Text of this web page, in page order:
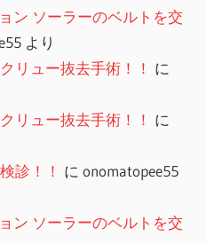
ン ソーラーのベルトを交
より
リュー抜去手術！！ に
リュー抜去手術！！ に
診！！ にonomatopee55
ン ソーラーのベルトを交